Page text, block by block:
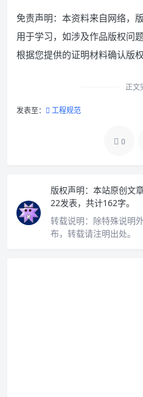
免责声明：本资料来自网络，
用于学习，如涉及作品版权问
根据您提供的证明材料确认版
正文
发表至： 工程规范
0
版权声明： 本站原创文
22发表，共计162字。
转载说明： 除特殊说明
布，转载请注明出处。